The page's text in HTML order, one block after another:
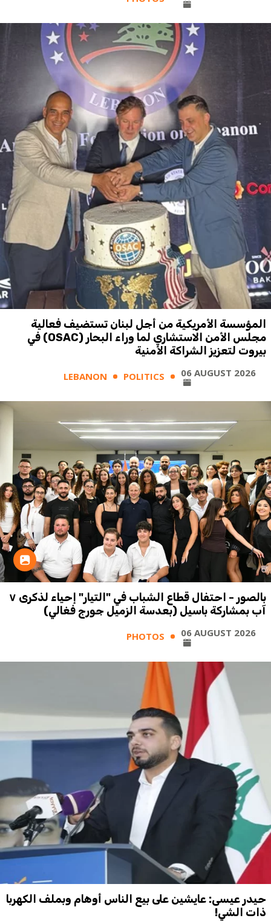
المؤسسة الأمريكية من أجل لبنان تستضيف فعالية
مجلس الأمن الاستشاري لما وراء البحار (OSAC) في
بيروت لتعزيز الشراكة الأمنية
LEBANON POLITICS 06 AUGUST 2026
بالصور - احتفال قطاع الشباب في "التيار" إحياء لذكرى ٧
آب بمشاركة باسيل (بعدسة الزميل جورج فغالي)
PHOTOS 06 AUGUST 2026
حيدر عيسى: عايشين على بيع الناس أوهام وبملف الكهربا
ذات الشي!